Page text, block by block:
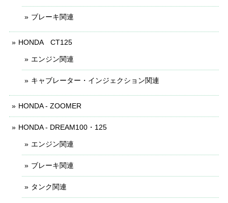
ブレーキ関連
HONDA CT125
エンジン関連
キャブレーター・インジェクション関連
HONDA - ZOOMER
HONDA - DREAM100・125
エンジン関連
ブレーキ関連
タンク関連